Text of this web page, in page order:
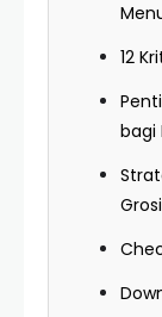
12
bagi